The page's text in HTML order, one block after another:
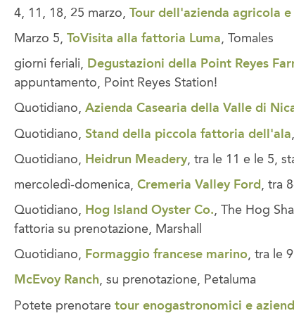
4, 11, 18, 25 marzo,Tour dell'azienda agricola
Marzo 5,ToVisita alla fattoria Luma, Tomales
giorni feriali, Degustazioni della Point Reyes
appuntamento, Point Reyes Station!
Quotidiano,Azienda Casearia della Valle di
Quotidiano,Stand della piccola fattoria dell'ala
Quotidiano, Heidrun Meadery, tra le 11 e le 5,
mercoledì-domenica,Cremeria Valley Ford , tra
Quotidiano, Hog Island Oyster Co., The Hog
fattoria su prenotazione, Marshall
Quotidiano, Formaggio francese marino, tra le
McEvoy Ranch, su prenotazione, Petaluma
Potete prenotaretour enogastronomici e